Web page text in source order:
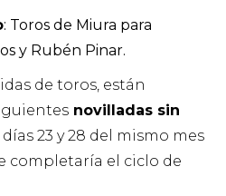
: Toros de Miura para
y Rubén Pinar.
de toros, están
novilladas sin
23 y 28 del mismo mes
completaría el ciclo de